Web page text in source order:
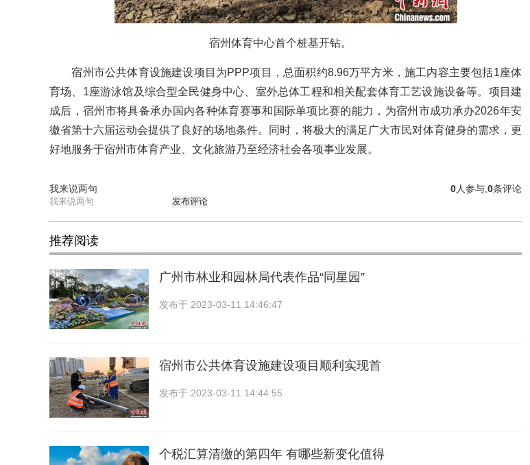
宿州体育中心首个桩基开钻。 ​
宿州市公共体育设施建设项目为PPP项目，总面积约8.96万平方米，施工内容主要包括1座体
育场、1座游泳馆及综合型全民健身中心、室外总体工程和相关配套体育工艺设施设备等。项目建
成后，宿州市将具备承办国内各种体育赛事和国际单项比赛的能力，为宿州市成功承办2026年安
徽省第十六届运动会提供了良好的场地条件。同时，将极大的满足广大市民对体育健身的需求，更
好地服务于宿州市体育产业、文化旅游乃至经济社会各项事业发展。
我来说两句 0条评论
0人参与,
发布评论
推荐阅读
广州市林业和园林局代表作品“同星园”
发布于 2023-03-11 14:46:47
宿州市公共体育设施建设项目顺利实现首
发布于 2023-03-11 14:44:55
个税汇算清缴的第四年 有哪些新变化值得